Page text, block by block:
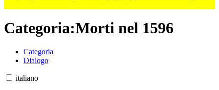
Categoria:Morti nel 1596
Categoria
Dialogo
italiano